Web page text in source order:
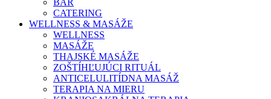
BAR
CATERING
WELLNESS & MASÁŽE
WELLNESS
MASÁŽE
THAJSKÉ MASÁŽE
ZOŠTÍHĽUJÚCI RITUÁL
ANTICELULITÍDNA MASÁŽ
TERAPIA NA MIERU